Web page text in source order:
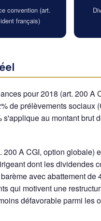
convention (art.
français)
pour 2018 (art. 200 A
de prélèvements sociaux
au montant brut
A CGI, option globale)
dont les dividendes
avec abattement de
qui motivent une
défavorable parmi les